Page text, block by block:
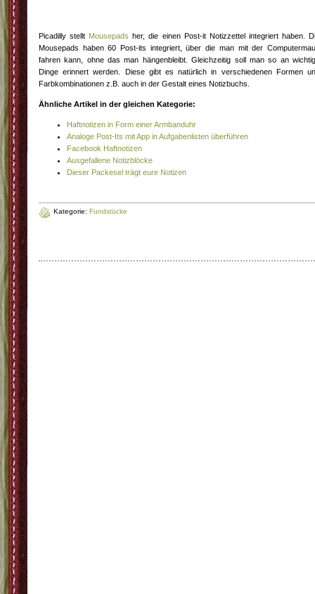
Picadilly stellt Mousepads her, die einen Post-it Notizzettel integriert haben.
Mousepads haben 60 Post-its integriert, über die man mit der
fahren kann, ohne das man hängenbleibt. Gleichzeitig soll man so an
Dinge erinnert werden. Diese gibt es natürlich in verschiedenen Formen
Farbkombinationen z.B. auch in der Gestalt eines Notizbuchs.
Ähnliche Artikel in der gleichen Kategorie:
Haftnotizen in Form einer Armbanduhr
Analoge Post-Its mit App in Aufgabenlisten überführen
Facebook Haftnotizen
Ausgefallene Notizblöcke
Dieser Packesel trägt eure Notizen
Kategorie: Fundstücke